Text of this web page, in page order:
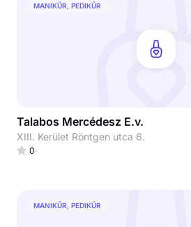
MANIKŰR, PEDIKŰR
Talabos Mercédesz E.v.
XIII. Kerület Röntgen utca 6.
0
MANIKŰR, PEDIKŰR